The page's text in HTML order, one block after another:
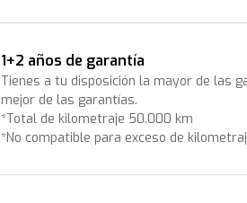
1+2 años de garantía
Tienes a tu disposición la mayor de las
mejor de las garantías.
*Total de kilometraje 50.000 km
*No compatible para exceso de